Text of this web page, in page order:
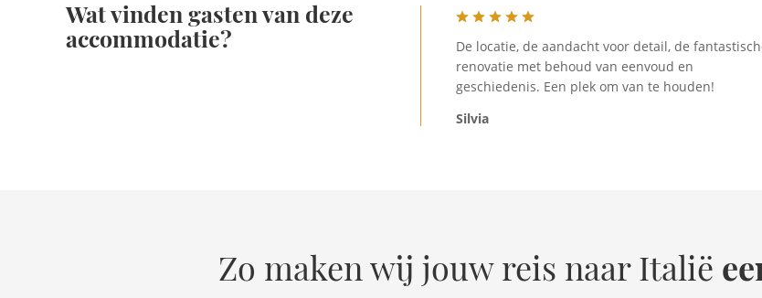
Wat vinden gasten van deze
accommodatie?
De locatie, de aandacht voor detail, de
renovatie met behoud van eenvoud en
geschiedenis. Een plek om van te houden!
Silvia
Zo maken wij jouw reis naar Italië